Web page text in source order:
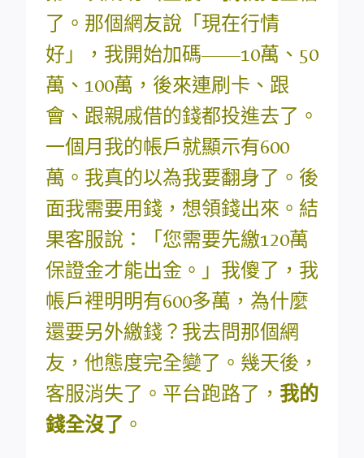
了。那個網友說「現在行情
好」，我開始加碼——10萬、50
萬、100萬，後來連刷卡、跟
會、跟親戚借的錢都投進去了。
一個月我的帳戶就顯示有600
萬。我真的以為我要翻身了。後
面我需要用錢，想領錢出來。結
果客服說：「您需要先繳120萬
保證金才能出金。」我傻了，我
帳戶裡明明有600多萬，為什麼
還要另外繳錢？我去問那個網
友，他態度完全變了。幾天後，
客服消失了。平台跑路了， 我的
錢全沒了 。